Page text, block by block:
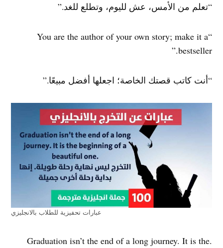
“تعلم من الأمس، عش لليوم، وتطلع للغد.”
“You are the author of your own story; make it a
bestseller.”
“أنت كاتب قصتك الخاصة؛ اجعلها أفضل مبيعًا.”
عبارات تحفيزية للطلاب بالانجليزي
.Graduation isn’t the end of a long journey. It is the